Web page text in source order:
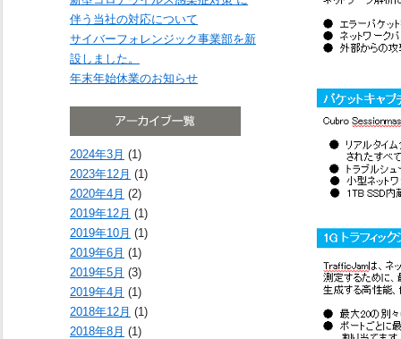
伴う当社の対応について
サイバーフォレンジック事業部を新
設しました。
年末年始休業のお知らせ
2024年3月 (1)
2023年12月 (1)
2020年4月 (2)
2019年12月 (1)
2019年10月 (1)
2019年6月 (1)
2019年5月 (3)
2019年4月 (1)
2018年12月 (1)
2018年8月 (1)